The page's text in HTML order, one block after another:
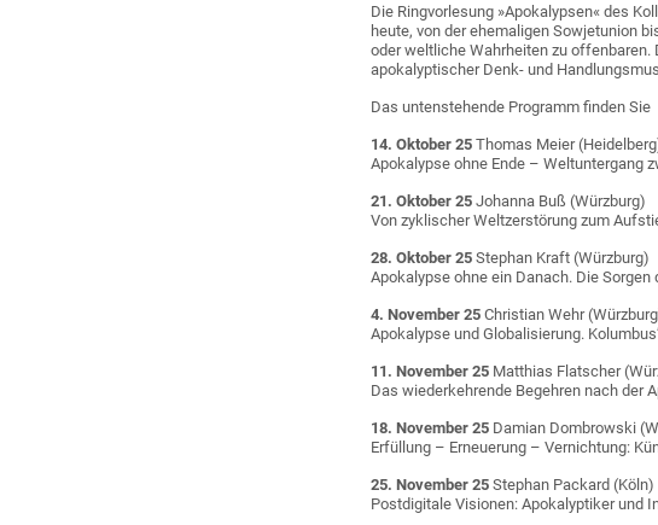
Die Ringvorlesung »Apokalypsen« des
heute, von der ehemaligen Sowjetunion
oder weltliche Wahrheiten zu
apokalyptischer Denk- und
Das untenstehende Programm finden Sie
14. Oktober 25 Thomas Meier
Apokalypse ohne Ende – Weltuntergang
21. Oktober 25 Johanna Buß (Würzburg)
Von zyklischer Weltzerstörung zum
28. Oktober 25 Stephan Kraft (Würzburg)
Apokalypse ohne ein Danach. Die
4. November 25 Christian Wehr
Apokalypse und Globalisierung.
11. November 25 Matthias Flatscher
Das wiederkehrende Begehren nach der
18. November 25 Damian Dombrowski
Erfüllung – Erneuerung – Vernichtung:
25. November 25 Stephan Packard (Köln)
Postdigitale Visionen: Apokalyptiker und